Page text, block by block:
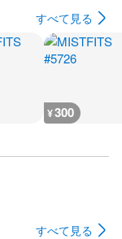
すべて見る
¥300
すべて見る